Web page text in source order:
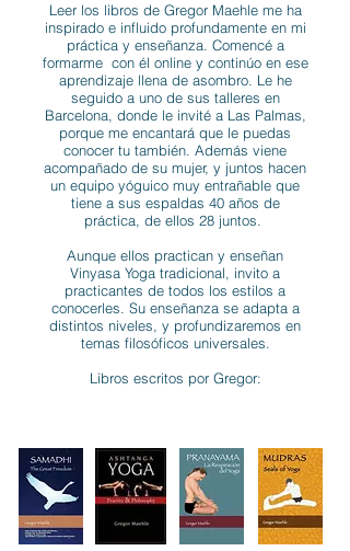
Leer los libros de Gregor Maehle me ha
inspirado e influido profundamente en mi
práctica y enseñanza. Comencé a
formarme con él online y continúo en ese
aprendizaje llena de asombro. Le he
seguido a uno de sus talleres en
Barcelona, donde le invité a Las Palmas,
porque me encantará que le puedas
conocer tu también. Además viene
acompañado de su mujer, y juntos hacen
un equipo yóguico muy entrañable que
tiene a sus espaldas 40 años de
práctica, de ellos 28 juntos.
Aunque ellos practican y enseñan
Vinyasa Yoga tradicional, invito a
practicantes de todos los estilos a
conocerles. Su enseñanza se adapta a
distintos niveles, y profundizaremos en
temas filosóficos universales.
Libros escritos por Gregor: